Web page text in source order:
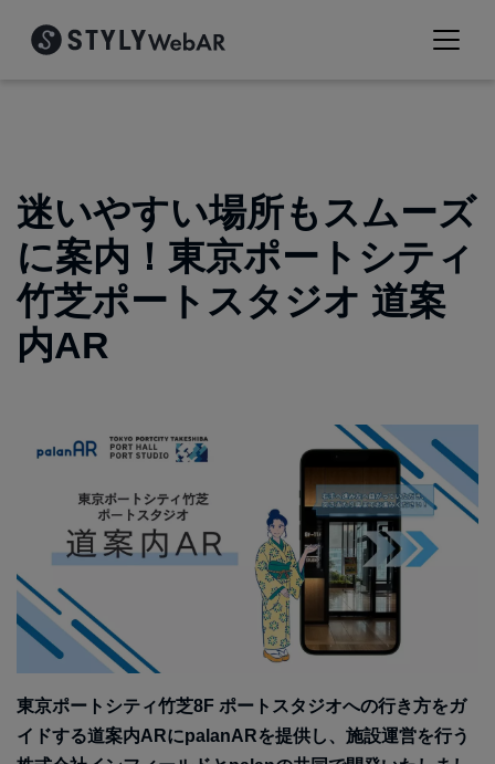
迷いやすい場所もスムーズ
に案内！東京ポートシティ
竹芝ポートスタジオ 道案
内AR
東京ポートシティ竹芝8F ポートスタジオへの行き方をガ
イドする道案内ARにpalanARを提供し、施設運営を行う